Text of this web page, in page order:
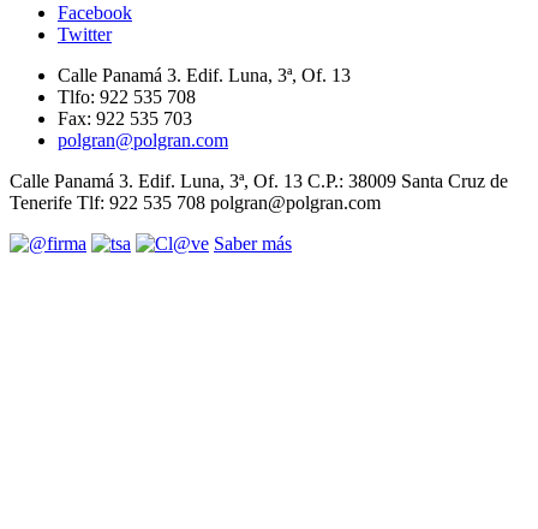
Facebook
Twitter
Calle Panamá 3. Edif. Luna, 3ª, Of. 13
Tlfo: 922 535 708
Fax: 922 535 703
polgran@polgran.com
Calle Panamá 3. Edif. Luna, 3ª, Of. 13 C.P.: 38009 Santa Cruz de
Tenerife Tlf: 922 535 708 polgran@polgran.com
Saber más